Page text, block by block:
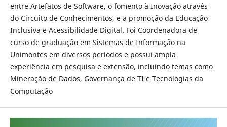
entre Artefatos de Software, o fomento à Inovação através
do Circuito de Conhecimentos, e a promoção da Educação
Inclusiva e Acessibilidade Digital. Foi Coordenadora de
curso de graduação em Sistemas de Informação na
Unimontes em diversos períodos e possui ampla
experiência em pesquisa e extensão, incluindo temas como
Mineração de Dados, Governança de TI e Tecnologias da
Computação